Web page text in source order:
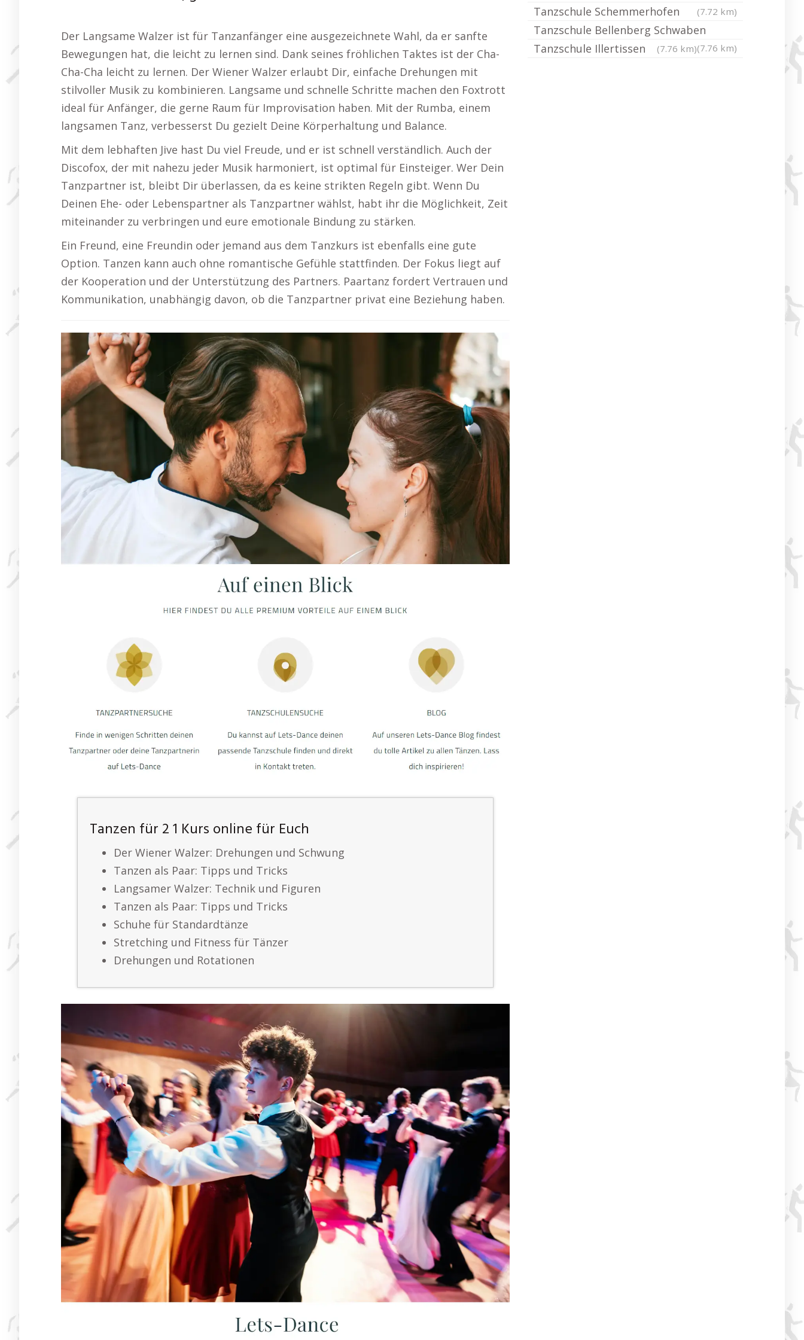
Der Langsame Walzer ist für Tanzanfänger eine ausgezeichnete Wahl, da er sanfte
Bewegungen hat, die leicht zu lernen sind. Dank seines fröhlichen Taktes ist der Cha-
Cha-Cha leicht zu lernen. Der Wiener Walzer erlaubt Dir, einfache Drehungen mit
stilvoller Musik zu kombinieren. Langsame und schnelle Schritte machen den Foxtrott
ideal für Anfänger, die gerne Raum für Improvisation haben. Mit der Rumba, einem
langsamen Tanz, verbesserst Du gezielt Deine Körperhaltung und Balance.
Mit dem lebhaften Jive hast Du viel Freude, und er ist schnell verständlich. Auch der
Discofox, der mit nahezu jeder Musik harmoniert, ist optimal für Einsteiger. Wer Dein
Tanzpartner ist, bleibt Dir überlassen, da es keine strikten Regeln gibt. Wenn Du
Deinen Ehe- oder Lebenspartner als Tanzpartner wählst, habt ihr die Möglichkeit, Zeit
miteinander zu verbringen und eure emotionale Bindung zu stärken.
Ein Freund, eine Freundin oder jemand aus dem Tanzkurs ist ebenfalls eine gute
Option. Tanzen kann auch ohne romantische Gefühle stattfinden. Der Fokus liegt auf
der Kooperation und der Unterstützung des Partners. Paartanz fordert Vertrauen und
Kommunikation, unabhängig davon, ob die Tanzpartner privat eine Beziehung haben.
Tanzen für 2 1 Kurs online für Euch
Der Wiener Walzer: Drehungen und Schwung
Tanzen als Paar: Tipps und Tricks
Langsamer Walzer: Technik und Figuren
Tanzen als Paar: Tipps und Tricks
Schuhe für Standardtänze
Stretching und Fitness für Tänzer
Drehungen und Rotationen
Tanzschule Schemmerhofen (7.72 km)
Tanzschule Bellenberg Schwaben
(7.76 km)
Tanzschule Illertissen (7.76 km)